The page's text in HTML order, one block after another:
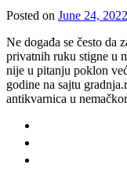
Posted on June 24, 2022
Ne događa se često da
privatnih ruku stigne u
nije u pitanju poklon
godine na sajtu
antikvarnica u